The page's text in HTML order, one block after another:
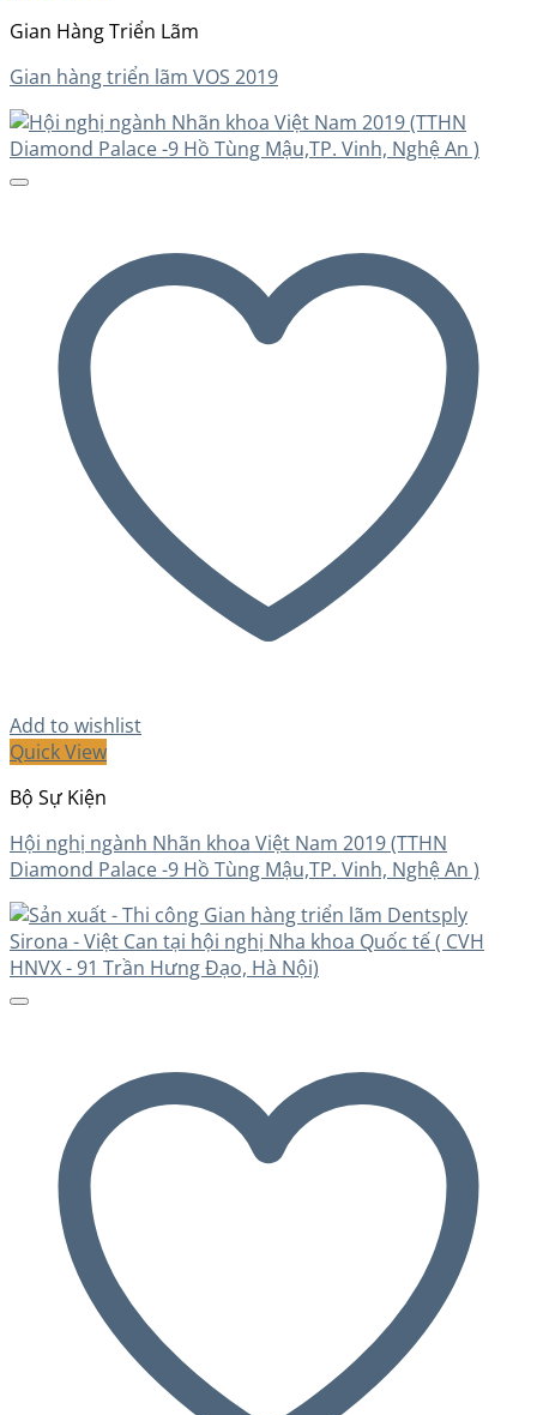
Gian Hàng Triển Lãm
Gian hàng triển lãm VOS 2019
Add to wishlist
Quick View
Bộ Sự Kiện
Hội nghị ngành Nhãn khoa Việt Nam 2019 (TTHN
Diamond Palace -9 Hồ Tùng Mậu,TP. Vinh, Nghệ An )